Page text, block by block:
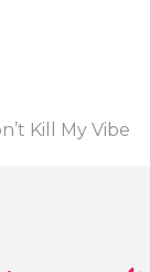
Kill My Vibe